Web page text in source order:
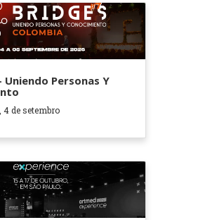
Uniendo Personas Y
de setembro